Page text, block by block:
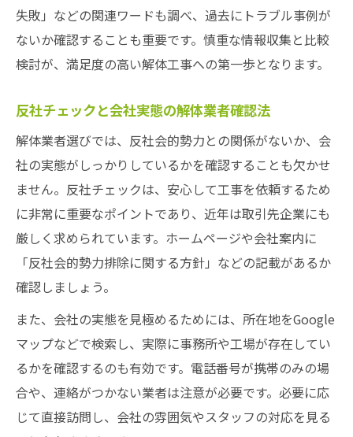
失敗」などの関連ワードも調べ、過去にトラブル事例が
ないか確認することも重要です。慎重な情報収集と比較
検討が、満足度の高い解体工事への第一歩となります。
反社チェックと会社実態の解体業者確認法
解体業者選びでは、反社会的勢力との関係がないか、会
社の実態がしっかりしているかを確認することも欠かせ
ません。反社チェックは、安心して工事を依頼するため
に非常に重要なポイントであり、近年は取引先企業にも
厳しく求められています。ホームページや会社案内に
「反社会的勢力排除に関する方針」などの記載があるか
確認しましょう。
また、会社の実態を見極めるためには、所在地をGoogle
マップなどで検索し、実際に事務所や工場が存在してい
るかを確認するのも有効です。電話番号が携帯のみの場
合や、連絡がつかない業者は注意が必要です。必要に応
じて直接訪問し、会社の雰囲気やスタッフの対応を見る